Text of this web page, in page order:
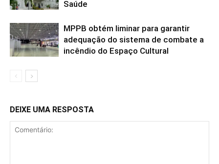
Saúde
MPPB obtém liminar para garantir
adequação do sistema de combate a
incêndio do Espaço Cultural
DEIXE UMA RESPOSTA